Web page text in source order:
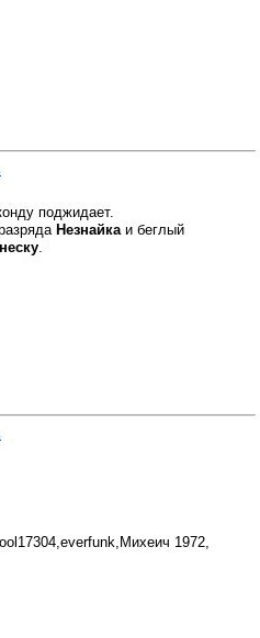
поджидает.
Незнайка и беглый
1972,